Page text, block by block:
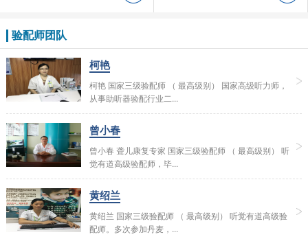
验配师团队
柯艳
柯艳 国家三级验配师 （ 最高级别） 国家高级听力师，
从事助听器验配行业二...
曾小春
曾小春 聋儿康复专家 国家三级验配师 （ 最高级别） 听
觉有道高级验配师，毕...
黄绍兰
黄绍兰 国家三级验配师 （ 最高级别） 听觉有道高级验
配师。多次参加丹麦，...